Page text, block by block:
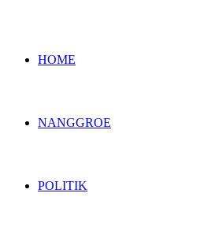
HOME
NANGGROE
POLITIK